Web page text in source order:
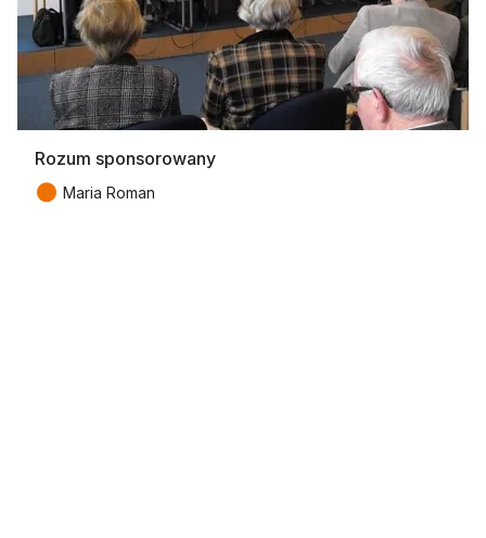
Rozum sponsorowany
● Maria Roman